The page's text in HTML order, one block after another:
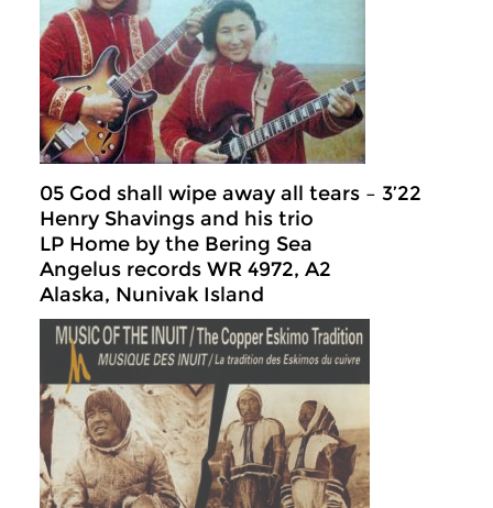
05 God shall wipe away all tears – 3’22
Henry Shavings and his trio
LP Home by the Bering Sea
Angelus records WR 4972, A2
Alaska, Nunivak Island